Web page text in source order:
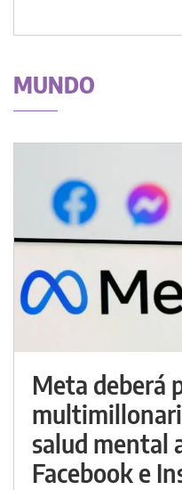
MUNDO
Meta deberá
salud mental
Facebook e